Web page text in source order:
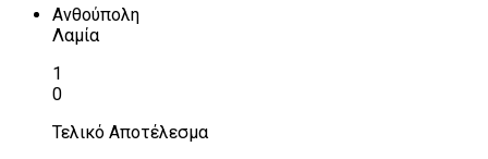
Ανθούπολη
Λαμία
1
0
Τελικό Αποτέλεσμα